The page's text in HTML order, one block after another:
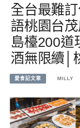
全台最難
語桃園台
島檯200道
酒無限續│
愛食記文章 MILLY